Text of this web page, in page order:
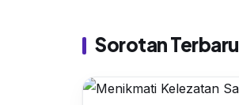
Sorotan Terbaru